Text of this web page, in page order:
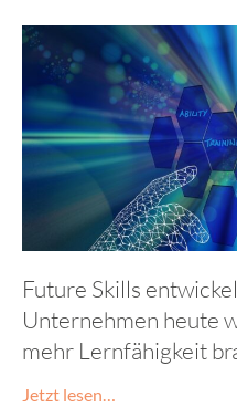
Future Skills
Unternehmen heute
mehr Lernfähigkeit
Jetzt lesen…